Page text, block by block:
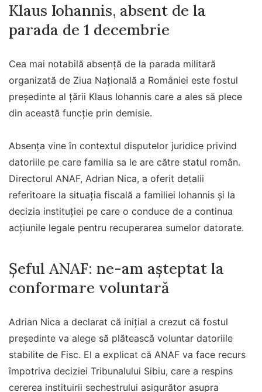
Klaus Iohannis, absent de la
parada de 1 decembrie
Cea mai notabilă absență de la parada militară
organizată de Ziua Națională a României este fostul
președinte al țării Klaus Iohannis care a ales să plece
din această funcție prin demisie.
Absența vine în contextul disputelor juridice privind
datoriile pe care familia sa le are către statul român.
Directorul ANAF, Adrian Nica, a oferit detalii
referitoare la situația fiscală a familiei Iohannis și la
decizia instituției pe care o conduce de a continua
acțiunile legale pentru recuperarea sumelor datorate.
Șeful ANAF: ne-am așteptat la
conformare voluntară
Adrian Nica a declarat că inițial a crezut că fostul
președinte va alege să plătească voluntar datoriile
stabilite de Fisc. El a explicat că ANAF va face recurs
împotriva deciziei Tribunalului Sibiu, care a respins
cererea instituirii sechestrului asigurător asupra